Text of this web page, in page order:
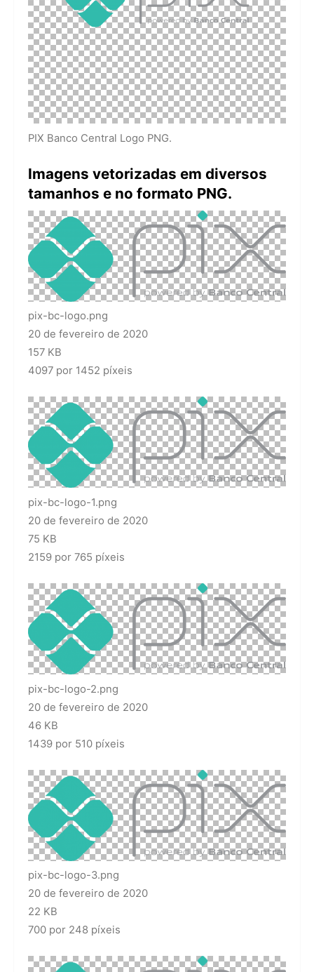
PIX Banco Central Logo PNG.
Imagens vetorizadas em diversos
tamanhos e no formato PNG.
pix-bc-logo.png
20 de fevereiro de 2020
157 KB
4097 por 1452 píxeis
pix-bc-logo-1.png
20 de fevereiro de 2020
75 KB
2159 por 765 píxeis
pix-bc-logo-2.png
20 de fevereiro de 2020
46 KB
1439 por 510 píxeis
pix-bc-logo-3.png
20 de fevereiro de 2020
22 KB
700 por 248 píxeis